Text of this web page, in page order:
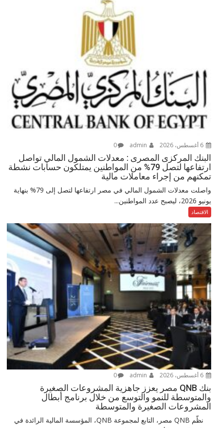
6 أغسطس، 2026 0
البنك المركزى المصرى : معدلات الشمول المالي تواصل
ارتفاعها لتصل 79% من المواطنين يمتلكون حسابات نشطة
تمكنهم من إجراء معاملات مالية
واصلت معدلات الشمول المالي في مصر ارتفاعها لتصل إلى 79% بنهاية
يونيو 2026، ليصبح عدد المواطنين...
الاقتصاد
6 أغسطس، 2026 0
بنك QNB مصر يعزز جاهزية المشروعات الصغيرة
والمتوسطة للنمو والتوسع من خلال برنامج أبطال
المشروعات الصغيرة والمتوسطة
نظّم QNB مصر، التابع لمجموعة QNB، المؤسسة المالية الرائدة في